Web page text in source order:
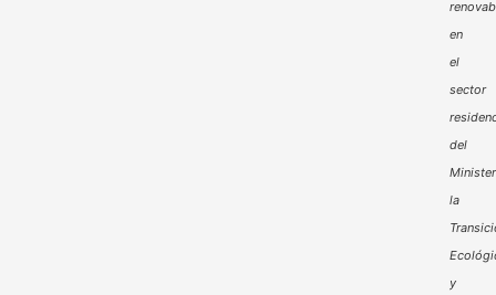
en
el
sector
del
la
y